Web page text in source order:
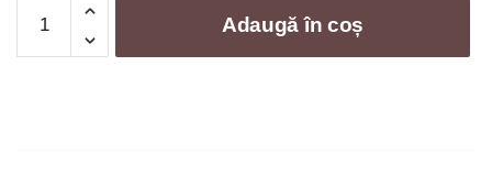
Draperie
tricot
Adaugă în coș